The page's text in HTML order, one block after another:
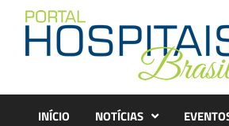
content
INÍCIO NOTÍCIAS